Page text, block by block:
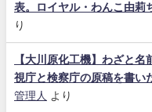
表。ロイヤル・わんこ由莉
り
【大川原化工機】わざと
視庁と検察庁の原稿を書い
管理人
より